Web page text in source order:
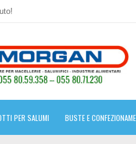
PER SALUMI BUSTE E